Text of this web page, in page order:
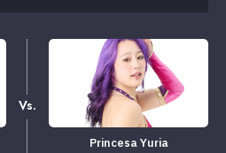
Vs.
Princesa Yuria